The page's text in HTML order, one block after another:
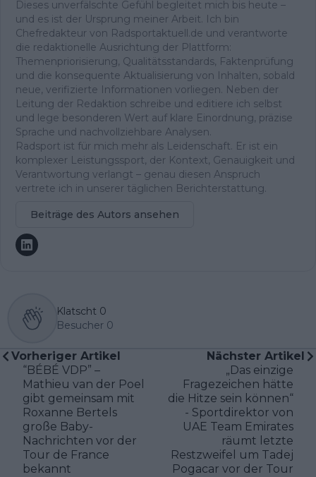
Dieses unverfälschte Gefühl begleitet mich bis heute –
und es ist der Ursprung meiner Arbeit. Ich bin
Chefredakteur von Radsportaktuell.de und verantworte
die redaktionelle Ausrichtung der Plattform:
Themenpriorisierung, Qualitätsstandards, Faktenprüfung
und die konsequente Aktualisierung von Inhalten, sobald
neue, verifizierte Informationen vorliegen. Neben der
Leitung der Redaktion schreibe und editiere ich selbst
und lege besonderen Wert auf klare Einordnung, präzise
Sprache und nachvollziehbare Analysen.
Radsport ist für mich mehr als Leidenschaft. Er ist ein
komplexer Leistungssport, der Kontext, Genauigkeit und
Verantwortung verlangt – genau diesen Anspruch
vertrete ich in unserer täglichen Berichterstattung.
Beiträge des Autors ansehen
Klatscht 0
Besucher 0
Vorheriger Artikel
“BÉBÉ VDP” –
Mathieu van der Poel
gibt gemeinsam mit
Roxanne Bertels
große Baby-
Nachrichten vor der
Tour de France
bekannt
Nächster Artikel
„Das einzige
Fragezeichen hätte
die Hitze sein können“
- Sportdirektor von
UAE Team Emirates
räumt letzte
Restzweifel um Tadej
Pogacar vor der Tour